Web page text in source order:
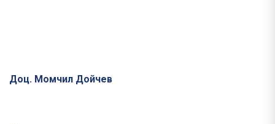
Доц. Момчил Дойчев